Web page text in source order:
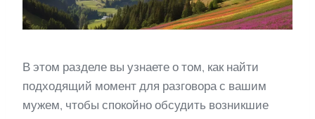
В этом разделе вы узнаете о том, как найти
подходящий момент для разговора с вашим
мужем, чтобы спокойно обсудить возникшие